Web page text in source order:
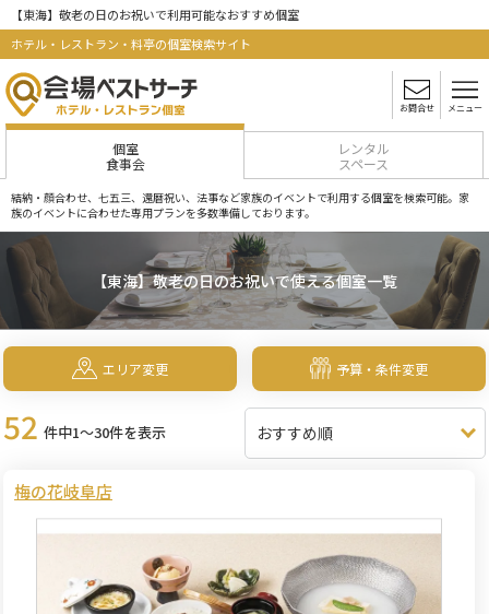
【東海】敬老の日のお祝いで利用可能なおすすめ個室
ホテル・レストラン・料亭の個室検索サイト
お問合せ メニュー
個室
食事会
レンタル
スペース
結納・顔合わせ、七五三、還暦祝い、法事など家族のイベントで利用する個室を検索可能。家
族のイベントに合わせた専用プランを多数準備しております。
【東海】敬老の日のお祝いで使える個室一覧
エリア変更 予算・条件変更
52 件中1～30件を表示
梅の花岐阜店